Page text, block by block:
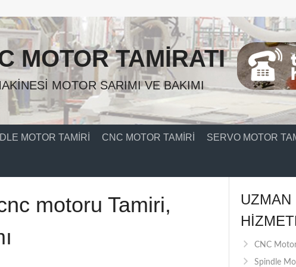
MOTOR TAMIRATI
MOTOR SARIMI VE BAKIMI
MOTOR TAMIRI CNC MOTOR TAMIRI SERVO MOTOR
motoru Tamiri,
UZMAN
CNC Motor
Spindle